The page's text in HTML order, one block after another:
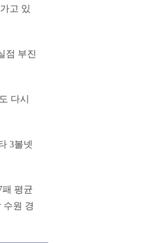
고 있
점 부진
다시
3볼넷
평균
수원 경